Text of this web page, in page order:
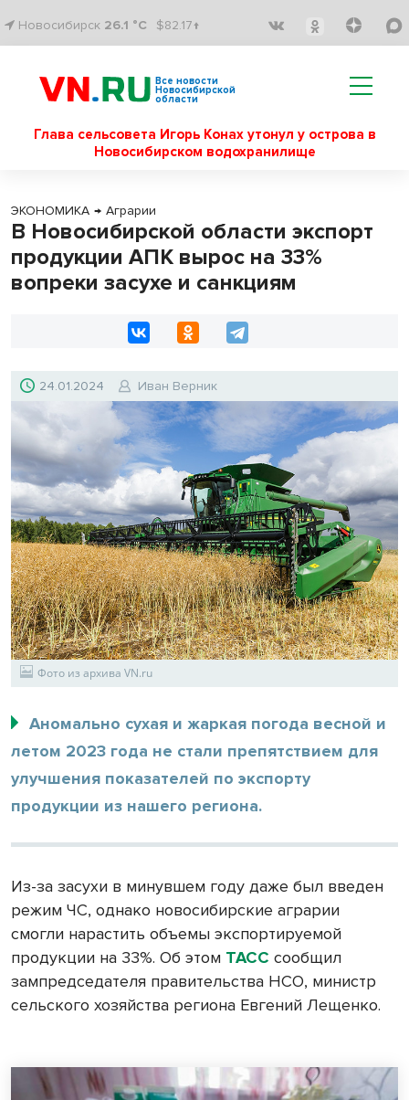
Новосибирск 26.1 °C $82.17↑
Все новости
Новосибирской
области
Глава сельсовета Игорь Конах утонул у острова в
Новосибирском водохранилище
ЭКОНОМИКА → Аграрии
В Новосибирской области экспорт
продукции АПК вырос на 33%
вопреки засухе и санкциям
24.01.2024 Иван Верник
Фото из архива VN.ru
Аномально сухая и жаркая погода весной и
летом 2023 года не стали препятствием для
улучшения показателей по экспорту
продукции из нашего региона.
Из-за засухи в минувшем году даже был введен
режим ЧС, однако новосибирские аграрии
смогли нарастить объемы экспортируемой
продукции на 33%. Об этом ТАСС сообщил
зампредседателя правительства НСО, министр
сельского хозяйства региона Евгений Лещенко.